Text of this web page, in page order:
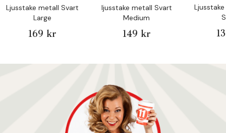
Ljusstake metall Svart
Large
169 kr
ljusstake metall Svart
Medium
149 kr